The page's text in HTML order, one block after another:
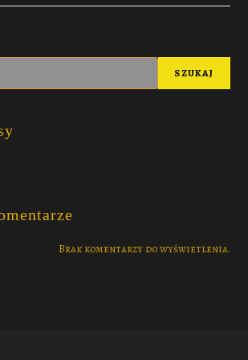
SZUKAJ
Brak komentarzy do wyświetlenia.